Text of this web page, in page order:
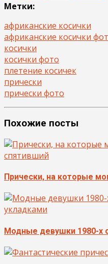
Метки:
африканские косички
африканские косички
косички
косички фото
плетение косичек
прически
прически фото
Похожие посты
Прически, на которые
Модные девушки 1980-х